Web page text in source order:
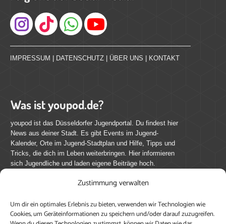
Zustimmung verwalten
Um dir ein optimales Erlebnis zu bieten, verwenden wir Technologien wie
Cookies, um Geräteinformationen zu speichern und/oder darauf zuzugreifen.
Instagram
IMPRESSUM DATENSCHUTZ ÜBER UNS KONTAKT
Was ist youpod.de?
youpod ist das Düsseldorfer Jugendportal. Du findest hier
News aus deiner Stadt. Es gibt Events im Jugend-
Kalender, Orte im Jugend-Stadtplan und Hilfe, Tipps und
Tricks, die dich im Leben weiterbringen. Hier informieren
sich Jugendliche und laden eigene Beiträge hoch.
Mach mit bei youpod.de!
youpod.de lebt von Menschen wie dir. Sammel
journalistische Erfahrung, teile deine Perspektive und